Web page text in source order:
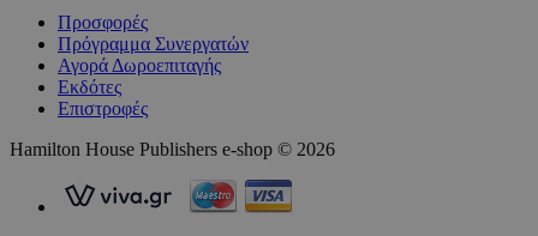
Προσφορές
Πρόγραμμα Συνεργατών
Αγορά Δωροεπιταγής
Εκδότες
Επιστροφές
Hamilton House Publishers e-shop © 2026